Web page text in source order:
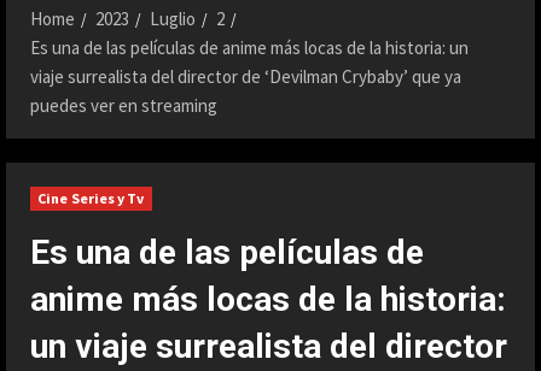
Home 2023 Luglio
2
Es una de las películas de anime más locas de la historia: un
viaje surrealista del director de ‘Devilman Crybaby’ que ya
puedes ver en streaming
Cine Series y Tv
Es una de las películas de
anime más locas de la historia:
un viaje surrealista del director